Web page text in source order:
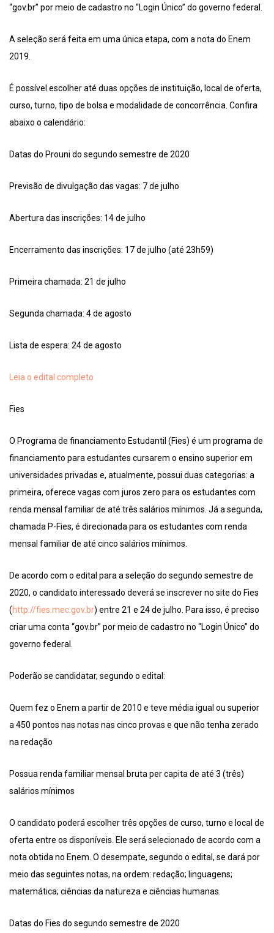
“gov.br” por meio de cadastro no “Login Único” do governo federal.
A seleção será feita em uma única etapa, com a nota do Enem
2019.
É possível escolher até duas opções de instituição, local de oferta,
curso, turno, tipo de bolsa e modalidade de concorrência. Confira
abaixo o calendário:
Datas do Prouni do segundo semestre de 2020
Previsão de divulgação das vagas: 7 de julho
Abertura das inscrições: 14 de julho
Encerramento das inscrições: 17 de julho (até 23h59)
Primeira chamada: 21 de julho
Segunda chamada: 4 de agosto
Lista de espera: 24 de agosto
Leia o edital completo
Fies
O Programa de financiamento Estudantil (Fies) é um programa de
financiamento para estudantes cursarem o ensino superior em
universidades privadas e, atualmente, possui duas categorias: a
primeira, oferece vagas com juros zero para os estudantes com
renda mensal familiar de até três salários mínimos. Já a segunda,
chamada P-Fies, é direcionada para os estudantes com renda
mensal familiar de até cinco salários mínimos.
De acordo com o edital para a seleção do segundo semestre de
2020, o candidato interessado deverá se inscrever no site do Fies
(http://fies.mec.gov.br) entre 21 e 24 de julho. Para isso, é preciso
criar uma conta “gov.br” por meio de cadastro no “Login Único” do
governo federal.
Poderão se candidatar, segundo o edital:
Quem fez o Enem a partir de 2010 e teve média igual ou superior
a 450 pontos nas notas nas cinco provas e que não tenha zerado
na redação
Possua renda familiar mensal bruta per capita de até 3 (três)
salários mínimos
O candidato poderá escolher três opções de curso, turno e local de
oferta entre os disponíveis. Ele será selecionado de acordo com a
nota obtida no Enem. O desempate, segundo o edital, se dará por
meio das seguintes notas, na ordem: redação; linguagens;
matemática; ciências da natureza e ciências humanas.
Datas do Fies do segundo semestre de 2020